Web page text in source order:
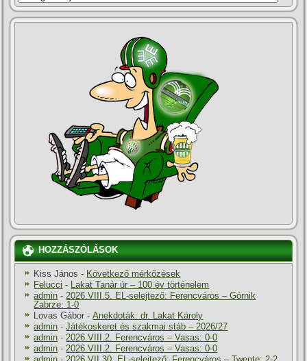
HOZZÁSZÓLÁSOK
Kiss János - Következő mérkőzések
Felucci - Lakat Tanár úr – 100 év történelem
admin - 2026.VIII.5. EL-selejtező: Ferencváros – Górnik
Zabrze: 1-0
Lovas Gábor -Anekdoták: dr. Lakat Károly
admin -Játékoskeret és szakmai stáb – 2026/27
admin - 2026.VIII.2. Ferencváros – Vasas: 0-0
admin - 2026.VIII.2. Ferencváros – Vasas: 0-0